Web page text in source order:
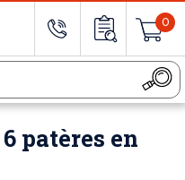
0
patères en